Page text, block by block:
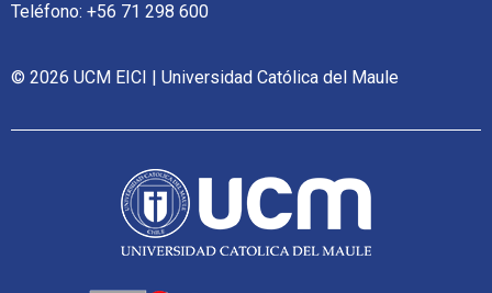
Teléfono: +56 71 298 600
© 2026 UCM EICI | Universidad Católica del Maule